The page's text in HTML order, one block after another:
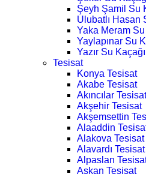
Şeyh Şamil Su
Ulubatlı Hasan
Yaka Meram
Yaylapınar Su
Yazır Su
Tesisat
Konya Tesisat
Akabe Tesisat
Akıncılar Tesisat
Akşehir Tesisat
Akşemsettin
Alaaddin
Alakova Tesisat
Alavardı Tesisat
Alpaslan
Aşkan Tesisat